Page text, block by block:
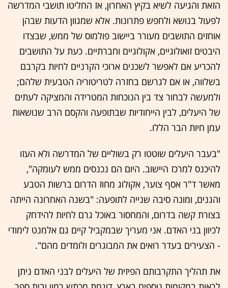
הזאת והגיעה לשיא בקיץ האחרון, אז החליטו תושבי המדרשה
לפעול בנושא ולחפש פתרונות. אלא שמגוון הדעות שבהן
אוחזים התושבים מעורר ביישוב פולמוס של ממש, שבצדו
היבטים זואולוגיים, אקולוגיים וחברתיים. כעת על התושבים
להכריע אם לאפשר לשכנים ארוכי הקרניים לחיות בקרבם
בשלווה, או אם לגרשם בחזרה לטריטוריה הטבעית שלהם;
ולמעשה לבחור צד בין הנוכחות המטרידה והמציקה לעתים
של היעלים, לבין הייחודיות שבתופעה והקסם הרב שנושאות
עמן חיות הבר הללו.
"בעבר היעלים שוטטו רק בשוליים של המדרשה ולא העזו
להיכנס למרכז היישוב. היום הם נכנסים ממש לעומקה",
מאשר ד"ר אסף צוער, אקולוג מחוז הדרום ברשות הטבע
והגנים, ומונה סיבה שנייה לתופעה: "בשנה האחרונה הייתה
בצורת קשה בדרום, והמחסור באוכל גרם לחיות להידחק
לכיוון בני האדם. אני מעריך שבמקביל קיים גם אלמנט לימודי
- הצעירים בעדר רואים את המבוגרים ולומדים מהם".
את תהליך התקרבותם הפיזית של היעלים לבני האדם ניתן